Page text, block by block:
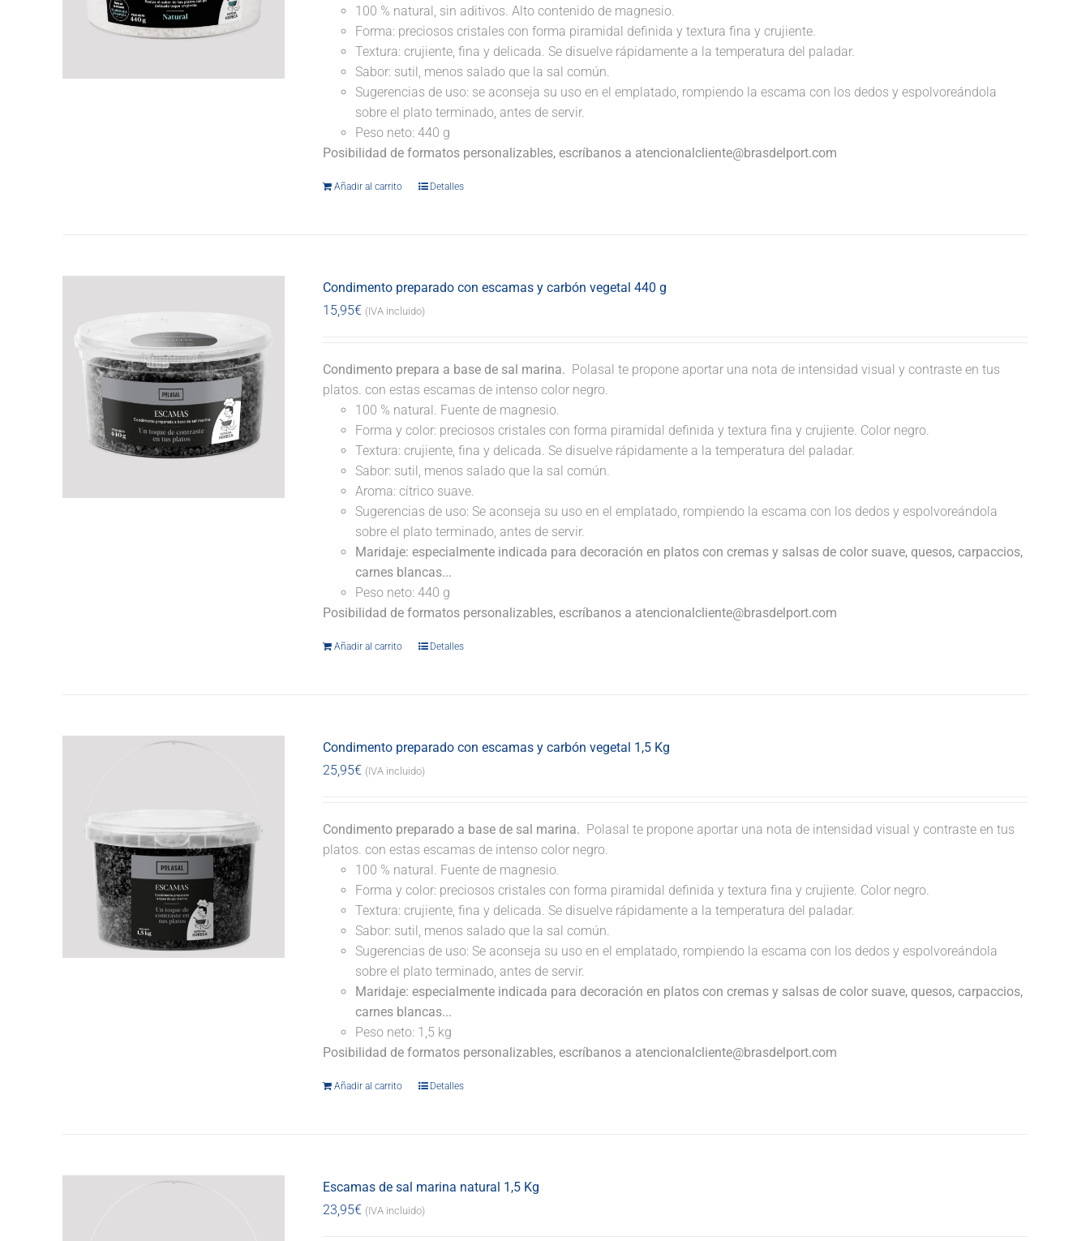
100 % natural, sin aditivos. Alto contenido de magnesio.
Forma: preciosos cristales con forma piramidal definida y textura fina y crujiente.
Textura: crujiente, fina y delicada. Se disuelve rápidamente a la temperatura del paladar.
Sabor: sutil, menos salado que la sal común.
Sugerencias de uso: se aconseja su uso en el emplatado, rompiendo la escama con los dedos y espolvoreándola
sobre el plato terminado, antes de servir.
Peso neto: 440 g
Posibilidad de formatos personalizables, escríbanos a atencionalcliente@brasdelport.com
Añadir al carrito Detalles
Condimento preparado con escamas y carbón vegetal 440 g
15,95€ (IVA incluido)
Condimento prepara a base de sal marina. Polasal te propone aportar una nota de intensidad visual y contraste en tus
platos. con estas escamas de intenso color negro.
100 % natural. Fuente de magnesio.
Forma y color: preciosos cristales con forma piramidal definida y textura fina y crujiente. Color negro.
Textura: crujiente, fina y delicada. Se disuelve rápidamente a la temperatura del paladar.
Sabor: sutil, menos salado que la sal común.
Aroma: cítrico suave.
Sugerencias de uso: Se aconseja su uso en el emplatado, rompiendo la escama con los dedos y espolvoreándola
sobre el plato terminado, antes de servir.
Maridaje: especialmente indicada para decoración en platos con cremas y salsas de color suave, quesos, carpaccios,
carnes blancas...
Peso neto: 440 g
Posibilidad de formatos personalizables, escríbanos a atencionalcliente@brasdelport.com
Añadir al carrito Detalles
Condimento preparado con escamas y carbón vegetal 1,5 Kg
25,95€ (IVA incluido)
Condimento preparado a base de sal marina. Polasal te propone aportar una nota de intensidad visual y contraste en tus
platos. con estas escamas de intenso color negro.
100 % natural. Fuente de magnesio.
Forma y color: preciosos cristales con forma piramidal definida y textura fina y crujiente. Color negro.
Textura: crujiente, fina y delicada. Se disuelve rápidamente a la temperatura del paladar.
Sabor: sutil, menos salado que la sal común.
Sugerencias de uso: Se aconseja su uso en el emplatado, rompiendo la escama con los dedos y espolvoreándola
sobre el plato terminado, antes de servir.
Maridaje: especialmente indicada para decoración en platos con cremas y salsas de color suave, quesos, carpaccios,
carnes blancas...
Peso neto: 1,5 kg
Posibilidad de formatos personalizables, escríbanos a atencionalcliente@brasdelport.com
Añadir al carrito Detalles
Escamas de sal marina natural 1,5 Kg
23,95€ (IVA incluido)